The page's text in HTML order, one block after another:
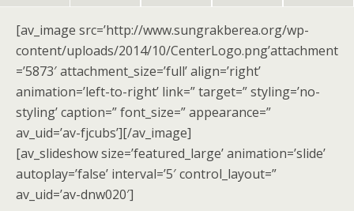
[av_image src=’http://www.sungrakberea.org/wp-
content/uploads/2014/10/CenterLogo.png’attachment
=’5873′ attachment_size=’full’ align=’right’
animation=’left-to-right’ link=” target=” styling=’no-
styling’ caption=” font_size=” appearance=”
av_uid=’av-fjcubs’][/av_image]
[av_slideshow size=’featured_large’ animation=’slide’
autoplay=’false’ interval=’5′ control_layout=”
av_uid=’av-dnw020′]